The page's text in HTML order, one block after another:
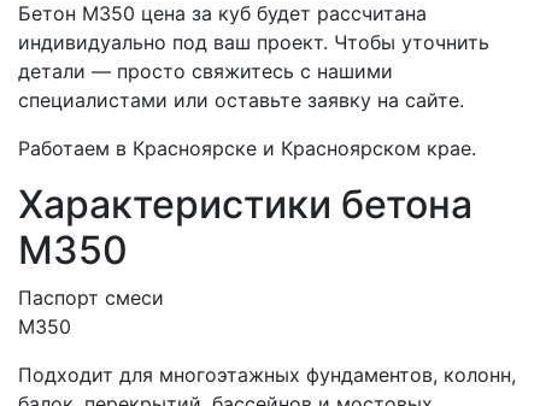
Бетон М350 цена за куб будет рассчитана
индивидуально под ваш проект. Чтобы уточнить
детали — просто свяжитесь с нашими
специалистами или оставьте заявку на сайте.
Работаем в Красноярске и Красноярском крае.
Характеристики бетона
М350
Паспорт смеси
М350
Подходит для многоэтажных фундаментов, колонн,